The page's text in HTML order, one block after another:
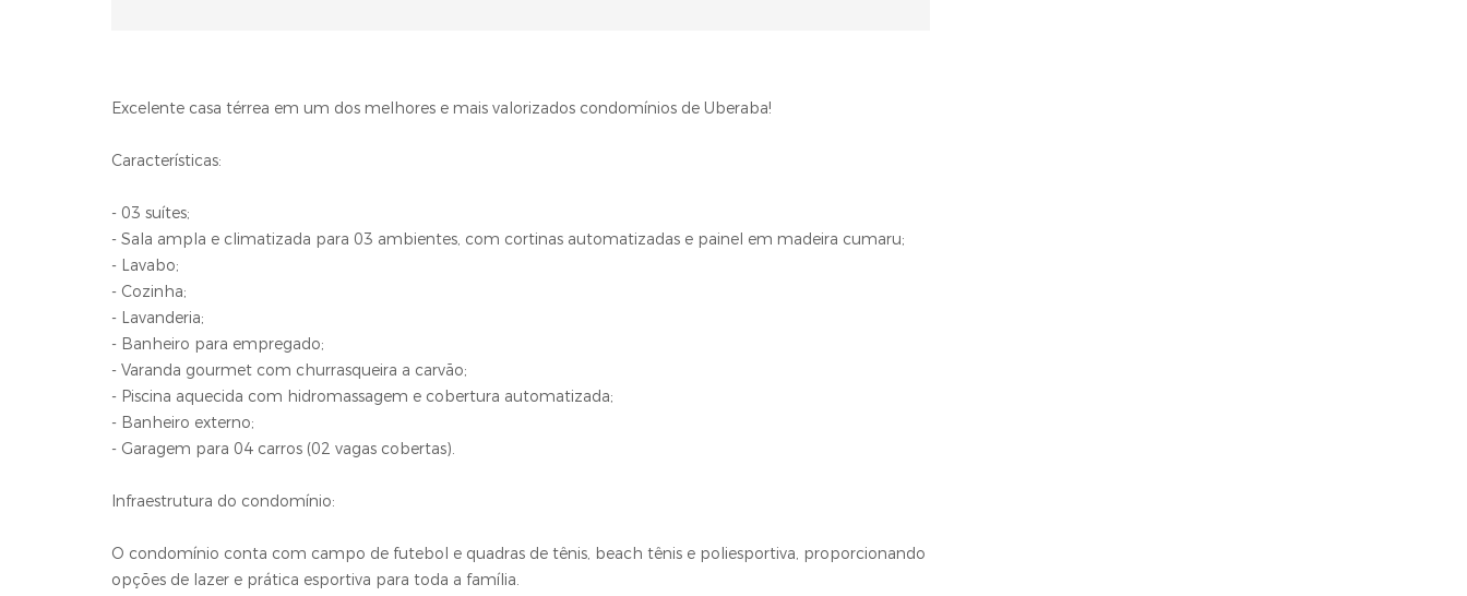
Excelente casa térrea em um dos melhores e mais valorizados condomínios de Uberaba!
Características:
- 03 suítes;
- Sala ampla e climatizada para 03 ambientes, com cortinas automatizadas e painel em madeira cumaru;
- Lavabo;
- Cozinha;
- Lavanderia;
- Banheiro para empregado;
- Varanda gourmet com churrasqueira a carvão;
- Piscina aquecida com hidromassagem e cobertura automatizada;
- Banheiro externo;
- Garagem para 04 carros (02 vagas cobertas).
Infraestrutura do condomínio:
O condomínio conta com campo de futebol e quadras de tênis, beach tênis e poliesportiva, proporcionando
opções de lazer e prática esportiva para toda a família.